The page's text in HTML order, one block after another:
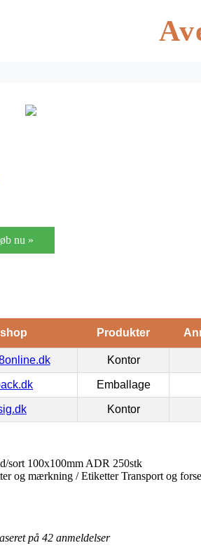
nu »
Produkter
Kontor
Emballage
Kontor
sort 100x100mm ADR 250stk
og mærkning / Etiketter Transport og
på 42 anmeldelser